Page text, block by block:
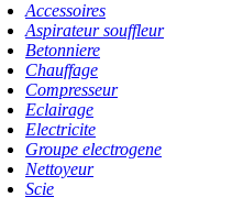
Accessoires
Aspirateur souffleur
Betonniere
Chauffage
Compresseur
Eclairage
Electricite
Groupe electrogene
Nettoyeur
Scie